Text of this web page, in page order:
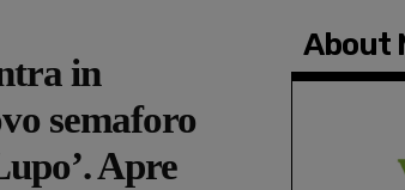
in
semaforo
Apre
About